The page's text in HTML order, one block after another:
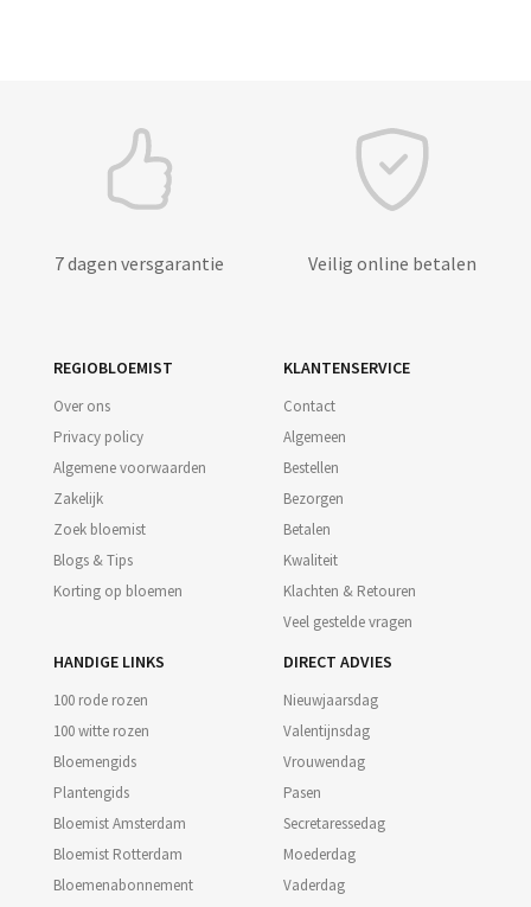
7 dagen versgarantie Veilig online betalen
REGIOBLOEMIST
Over ons
Privacy policy
Algemene voorwaarden
Zakelijk
Zoek bloemist
Blogs & Tips
Korting op bloemen
KLANTENSERVICE
Contact
Algemeen
Bestellen
Bezorgen
Betalen
Kwaliteit
Klachten & Retouren
Veel gestelde vragen
HANDIGE LINKS
100 rode rozen
100 witte rozen
Bloemengids
Plantengids
Bloemist Amsterdam
Bloemist Rotterdam
Bloemenabonnement
DIRECT ADVIES
Nieuwjaarsdag
Valentijnsdag
Vrouwendag
Pasen
Secretaressedag
Moederdag
Vaderdag